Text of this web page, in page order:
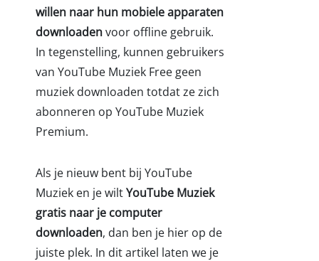
willen naar hun mobiele apparaten
downloadenvoor offline gebruik.
In tegenstelling, kunnen gebruikers
van YouTube Muziek Free geen
muziek downloaden totdat ze zich
abonneren op YouTube Muziek
Premium.
Als je nieuw bent bij YouTube
Muziek en je wiltYouTube Muziek
gratis naar je computer
downloaden, dan ben je hier op de
juiste plek. In dit artikel laten we je